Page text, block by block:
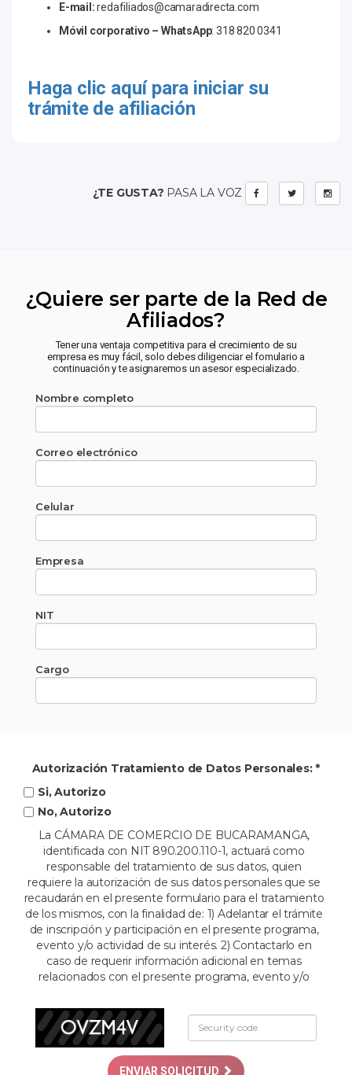
E-mail:redafiliados@camaradirecta.com
Móvil corporativo – WhatsApp: 318 820 0341
Haga clic aquí para iniciar su
trámite de afiliación
¿TE GUSTA? PASA LA VOZ
¿Quiere ser parte de la Red de
Afiliados?
Tener una ventaja competitiva para el crecimiento de su
empresa es muy fácil, solo debes diligenciar el fomulario a
continuación y te asignaremos un asesor especializado.
Nombre completo
Correo electrónico
Celular
Empresa
NIT
Cargo
Autorización Tratamiento de Datos Personales: *
Si, Autorizo
No, Autorizo
La CÁMARA DE COMERCIO DE BUCARAMANGA,
identificada con NIT 890.200.110-1, actuará como
responsable del tratamiento de sus datos, quien
requiere la autorización de sus datos personales que se
recaudarán en el presente formulario para el tratamiento
de los mismos, con la finalidad de: 1) Adelantar el trámite
de inscripción y participación en el presente programa,
evento y/o actividad de su interés. 2) Contactarlo en
caso de requerir información adicional en temas
relacionados con el presente programa, evento y/o
al presente programa, evento y/o actividad de su
interés. 4). Realizar el envío de información o memorias
del presente programa, evento y/o actividad de su
interés según corresponda. 5) Expedir el respectivo
certificado de la jornada académica del presente
ENVIAR SOLICITUD